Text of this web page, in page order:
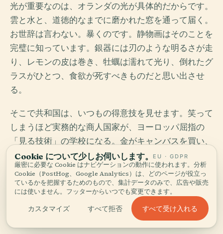
光が重要なのは、オランダの光が具体的だからです。
雲と水と、道徳的なまでに磨かれた窓を通って届く。
お世辞は言わない。暴くのです。静物画はそのことを
完璧に知っています。銀器には刃のような明るさが走
り、レモンの皮は巻き、牡蠣は濡れて光り、倒れたグ
ラスがひとつ、食欲が死すべきものだと思い出させ
る。
そこで共和国は、いつもの得意技を見せます。笑って
しまうほど実務的な商人国家が、ヨーロッパ屈指の
「見る技術」の学校になる。金がキャンバスを買い、
カルヴァン派の抑制が過剰を監視した。その緊張か
ら、生々しいほどに今も生きている絵が生まれたので
す。
Cookie について少しお伺いします。 EU · GDPR
厳密に必要な Cookie はナビゲーションの動作に使われます。分析
Cookie（PostHog、Google Analytics）は、どのページが役立っ
ているかを把握するためのもので、集計データのみで、広告や販売
には使いません。フッターからいつでも変更できます。
カスタマイズ すべて拒否 すべて受け入れる